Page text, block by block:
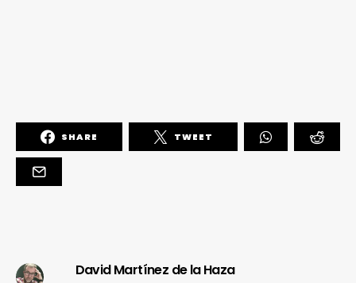
SHARE TWEET
David Martínez de la Haza